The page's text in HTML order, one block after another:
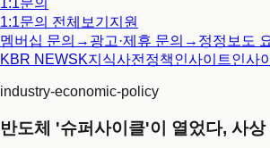
1:1문의
1:1문의 전체보기 지원
멤버십 문의 → 광고·제휴 문의 → 정정보도
KBR NEWSK지식사전 정책인사이트인사
industry-economic-policy
반도체 '슈퍼사이클'이 열었다, 사